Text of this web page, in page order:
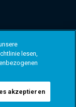
110242 and/or
by the Dutch Authority
Columbia
ist der globale
©
lesen,
akzeptieren